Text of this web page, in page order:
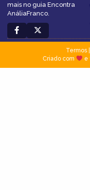
mais no guia Encontra
AnáliaFranco.
Termos|
Criado com
e